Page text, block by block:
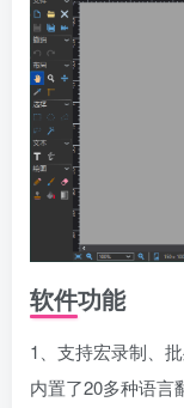
软件功能
1、支持宏录制、
内置了20多种语言